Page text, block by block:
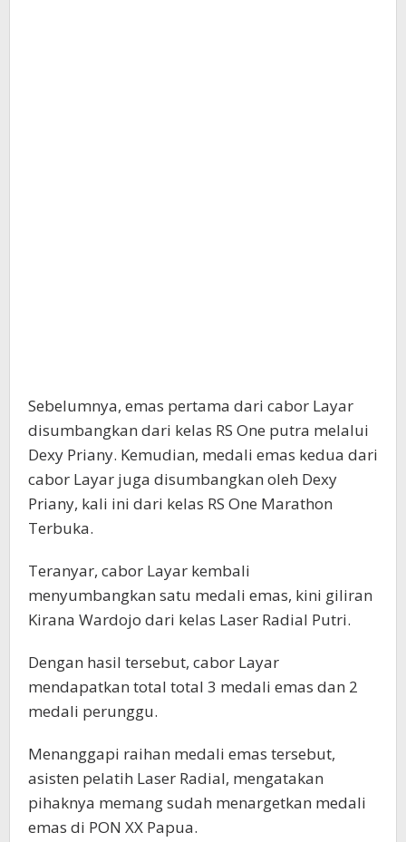
Sebelumnya, emas pertama dari cabor Layar
disumbangkan dari kelas RS One putra melalui
Dexy Priany. Kemudian, medali emas kedua dari
cabor Layar juga disumbangkan oleh Dexy
Priany, kali ini dari kelas RS One Marathon
Terbuka.
Teranyar, cabor Layar kembali
menyumbangkan satu medali emas, kini giliran
Kirana Wardojo dari kelas Laser Radial Putri.
Dengan hasil tersebut, cabor Layar
mendapatkan total total 3 medali emas dan 2
medali perunggu.
Menanggapi raihan medali emas tersebut,
asisten pelatih Laser Radial, mengatakan
pihaknya memang sudah menargetkan medali
emas di PON XX Papua.